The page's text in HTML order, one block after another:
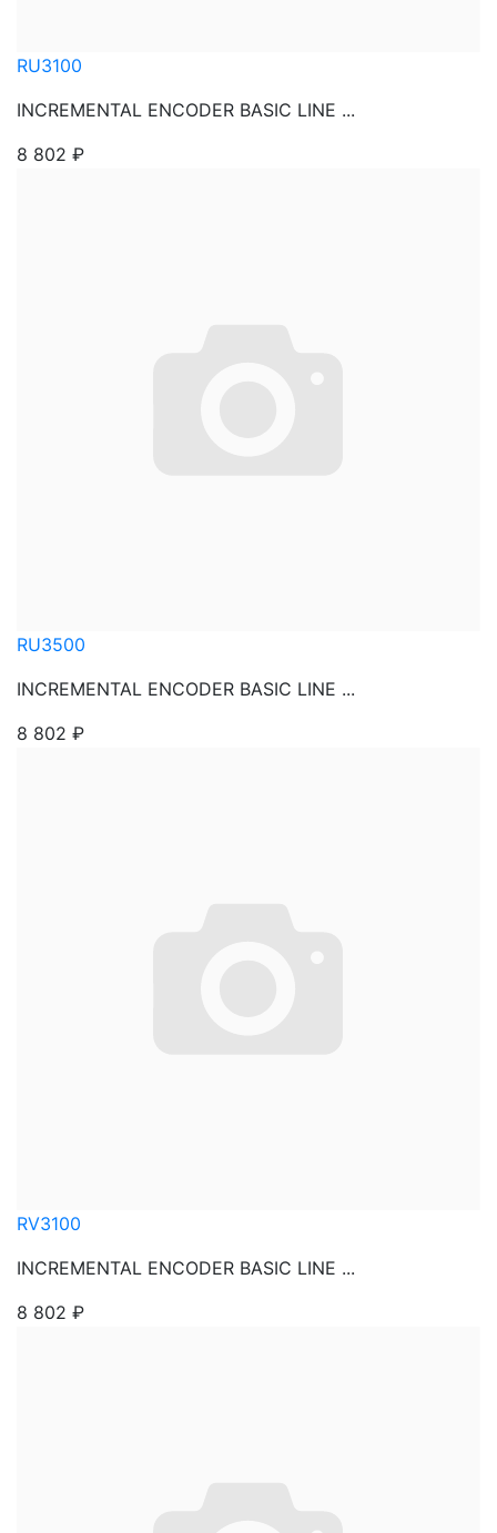
RU3100
INCREMENTAL ENCODER BASIC LINE ...
8 802 ₽
RU3500
INCREMENTAL ENCODER BASIC LINE ...
8 802 ₽
RV3100
INCREMENTAL ENCODER BASIC LINE ...
8 802 ₽